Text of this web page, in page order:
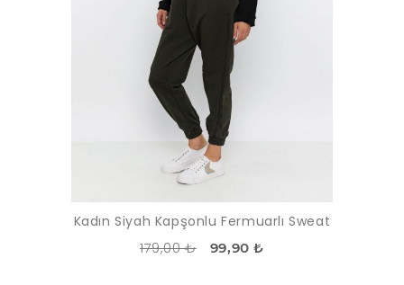
Kadın Siyah Kapşonlu Fermuarlı Sweat
179,00 ₺ 99,90 ₺